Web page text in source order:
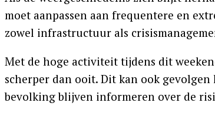
moet aanpassen aan frequentere en
zowel infrastructuur als
Met de hoge activiteit tijdens dit
scherper dan ooit. Dit kan ook
bevolking blijven informeren over de